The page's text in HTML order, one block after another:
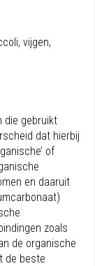
vijgen,
die gebruikt
dat hierbij
of
en daaruit
zoals
de organische
de beste